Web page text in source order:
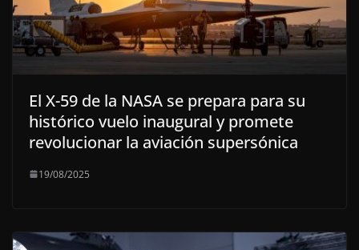
El X-59 de la NASA se prepara para su
histórico vuelo inaugural y promete
revolucionar la aviación supersónica
19/08/2025